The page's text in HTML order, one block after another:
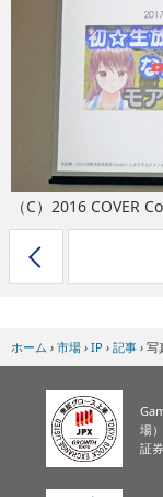
eスポーツ
（C）2016 COVER
ホーム › 市場 › IP › 記事 › 写
場
証